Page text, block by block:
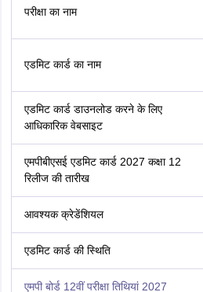
परीक्षा का नाम
एडमिट कार्ड का नाम
एडमिट कार्ड डाउनलोड करने के लिए
आधिकारिक वेबसाइट
एमपीबीएसई एडमिट कार्ड 2027 कक्षा 12
रिलीज की तारीख
आवश्यक क्रेडेंशियल
एडमिट कार्ड की स्थिति
एमपी बोर्ड 12वीं परीक्षा तिथियां 2027